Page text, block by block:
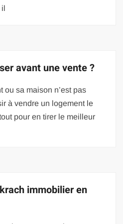
il
avant une vente ?
ou sa maison n’est pas
à vendre un logement le
pour en tirer le meilleur
immobilier en